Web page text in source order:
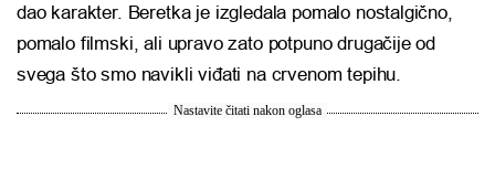
dao karakter. Beretka je izgledala pomalo nostalgično,
pomalo filmski, ali upravo zato potpuno drugačije od
svega što smo navikli viđati na crvenom tepihu.
Nastavite čitati nakon oglasa